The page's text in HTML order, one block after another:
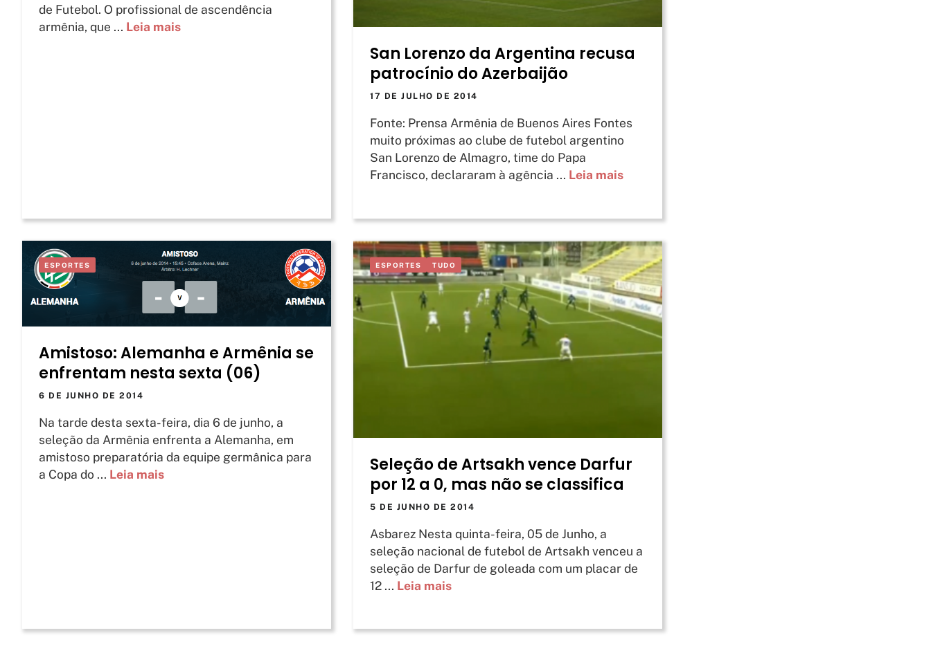
de Futebol. O profissional de ascendência
armênia, que ... Leia mais
San Lorenzo da Argentina recusa
patrocínio do Azerbaijão
17 DE JULHO DE 2014
Fonte: Prensa Armênia de Buenos Aires Fontes
muito próximas ao clube de futebol argentino
San Lorenzo de Almagro, time do Papa
Francisco, declararam à agência ... Leia mais
ESPORTES
Amistoso: Alemanha e Armênia se
enfrentam nesta sexta (06)
6 DE JUNHO DE 2014
Na tarde desta sexta-feira, dia 6 de junho, a
seleção da Armênia enfrenta a Alemanha, em
amistoso preparatória da equipe germânica para
a Copa do ... Leia mais
ESPORTES TUDO
Seleção de Artsakh vence Darfur
por 12 a 0, mas não se classifica
5 DE JUNHO DE 2014
Asbarez Nesta quinta-feira, 05 de Junho, a
seleção nacional de futebol de Artsakh venceu a
seleção de Darfur de goleada com um placar de
12 ... Leia mais